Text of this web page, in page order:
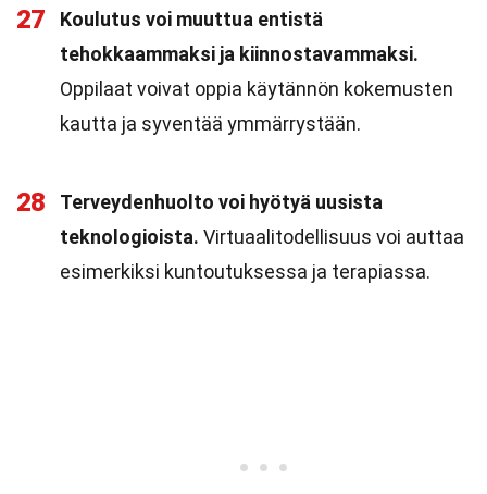
27
Koulutus voi muuttua entistä
tehokkaammaksi ja kiinnostavammaksi.
Oppilaat voivat oppia käytännön kokemusten
kautta ja syventää ymmärrystään.
28
Terveydenhuolto voi hyötyä uusista
teknologioista. Virtuaalitodellisuus voi auttaa
esimerkiksi kuntoutuksessa ja terapiassa.